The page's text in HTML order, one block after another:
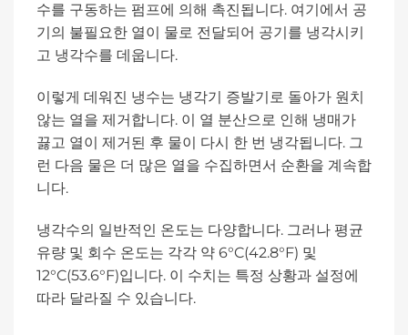
수를 구동하는 펌프에 의해 촉진됩니다. 여기에서 공
기의 불필요한 열이 물로 전달되어 공기를 냉각시키
고 냉각수를 데웁니다.
이렇게 데워진 냉수는 냉각기 증발기로 돌아가 원치
않는 열을 제거합니다. 이 열 분산으로 인해 냉매가
끓고 열이 제거된 후 물이 다시 한 번 냉각됩니다. 그
런 다음 물은 더 많은 열을 수집하면서 순환을 계속합
니다.
냉각수의 일반적인 온도는 다양합니다. 그러나 평균
유량 및 회수 온도는 각각 약 6°C(42.8°F) 및
12°C(53.6°F)입니다. 이 수치는 특정 상황과 설정에
따라 달라질 수 있습니다.